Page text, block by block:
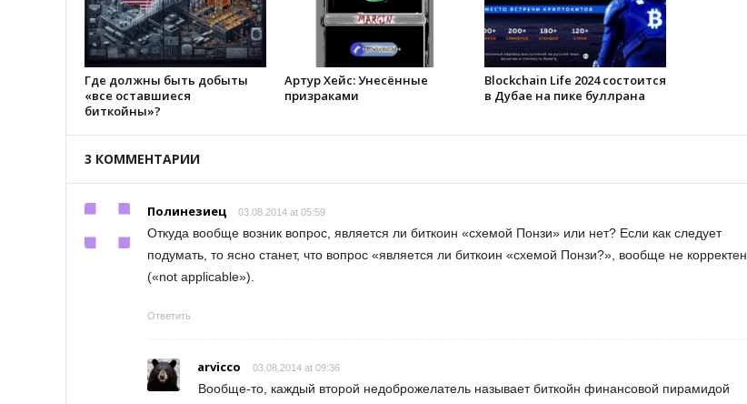
Где должны быть добыты
«все оставшиеся
биткойны»?
Артур Хейс: Унесённые
призраками
Blockchain Life 2024 состоится
в Дубае на пике буллрана
3 КОММЕНТАРИИ
Полинезиец 03.08.2014 at 05:59
Откуда вообще возник вопрос, является ли биткоин «схемой Понзи» или нет? Если как следует
подумать, то ясно станет, что вопрос «является ли биткоин «схемой Понзи?», вообще не корректен.
(«not applicable»).
Ответить
arvicco 03.08.2014 at 09:36
Вообще-то, каждый второй недоброжелатель называет биткойн финансовой пирамидой